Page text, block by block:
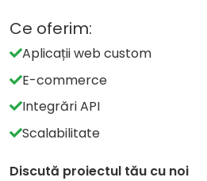
Ce oferim:
Aplicații web custom
E-commerce
Integrări API
Scalabilitate
Discută proiectul tău cu noi